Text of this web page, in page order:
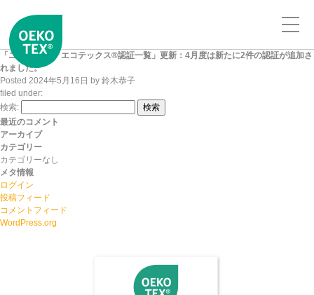
「ニッセンケン エコテックス®認証一覧」更新：4月度は新たに2件の認証が追加さ
れました。
Posted 2024年5月16日 by 鈴木恭子
filed under:
検索:
検索
最近のコメント
アーカイブ
カテゴリー
カテゴリーなし
メタ情報
ログイン
投稿フィード
コメントフィード
WordPress.org